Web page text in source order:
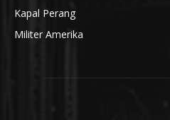
Kapal Perang
Militer Amerika